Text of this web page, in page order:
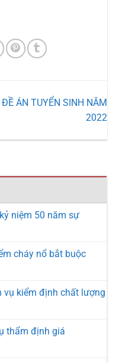
ĐỀ ÁN TUYỂN SINH NĂM
2022
niệm 50 năm sự
cháy nổ bắt buộc
vụ kiểm định chất lượng
thẩm định giá